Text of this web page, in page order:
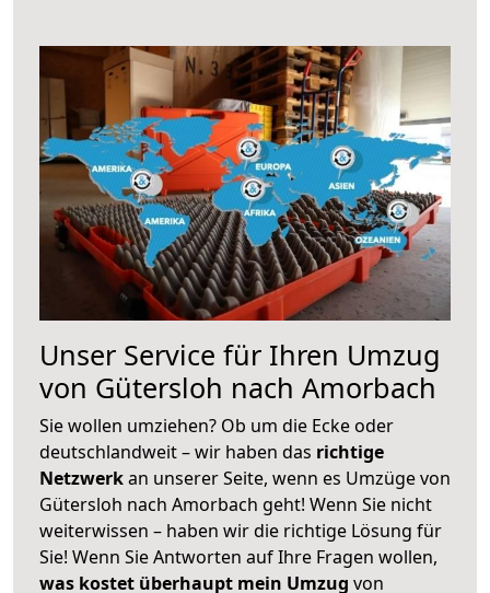
Unser Service für Ihren Umzug
von Gütersloh nach Amorbach
Sie wollen umziehen? Ob um die Ecke oder
deutschlandweit – wir haben das richtige
Netzwerkan unserer Seite, wenn es Umzüge von
Gütersloh nach Amorbach geht! Wenn Sie nicht
weiterwissen – haben wir die richtige Lösung für
Sie! Wenn Sie Antworten auf Ihre Fragen wollen,
was kostet überhaupt mein Umzug von